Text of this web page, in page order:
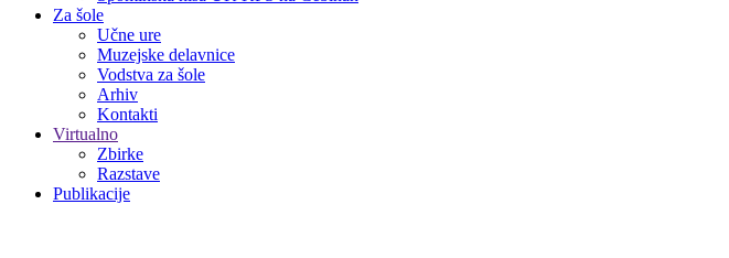
Za šole
Učne ure
Muzejske delavnice
Vodstva za šole
Arhiv
Kontakti
Virtualno
Zbirke
Razstave
Publikacije